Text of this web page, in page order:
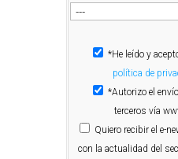
*He leído y
política de
*Autorizo el
terceros vía
Quiero recibir el e-
con la actualidad del